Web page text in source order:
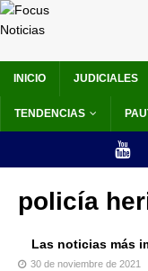
INICIO JUDICIALES
TENDENCIAS
policía
Las noticias más
30 de noviembre de 2021